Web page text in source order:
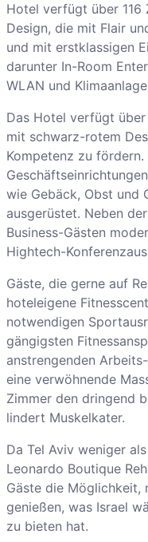
Hotel verfügt über 116
Design, die mit Flair
und mit erstklassigen
darunter In-Room
WLAN und
Das Hotel verfügt
mit schwarz-rotem
Kompetenz zu
wie Gebäck, Obst und
ausgerüstet. Neben
Business-Gästen
Hightech-
Gäste, die gerne auf
hoteleigene
notwendigen
gängigsten
anstrengenden
eine verwöhnende
Zimmer den dringend
lindert Muskelkater.
Da Tel Aviv weniger
Leonardo Boutique
Gäste die Möglichkeit,
genießen, was Israel
zu bieten hat.